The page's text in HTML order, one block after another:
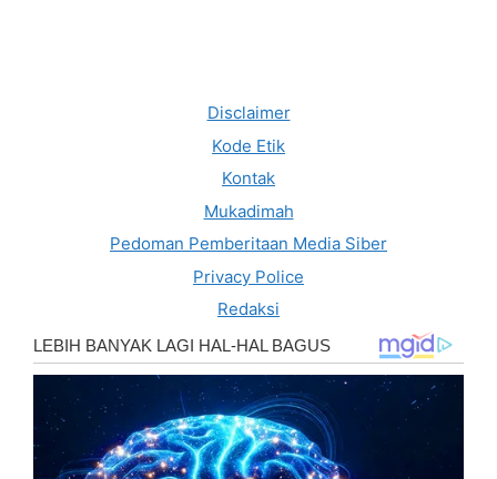
Disclaimer
Kode Etik
Kontak
Mukadimah
Pedoman Pemberitaan Media Siber
Privacy Police
Redaksi